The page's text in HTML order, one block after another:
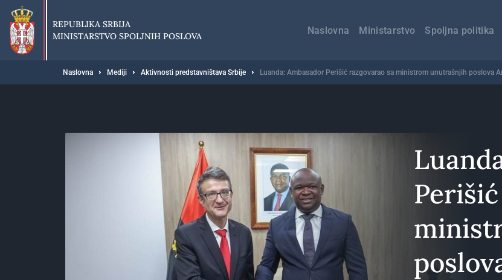
Preskoči
glavni
deo
sadržaja
REPUBLIKA SRBIJA
MINISTARSTVO SPOLJNIH POSLOVA
навигација
Naslovna Ministarstvo Spoljna politika
Breadcrumb
Naslovna Mediji Aktivnosti predstavništava Srbije Luanda: Ambasador Perišić razgovarao sa ministrom unutrašnjih poslova